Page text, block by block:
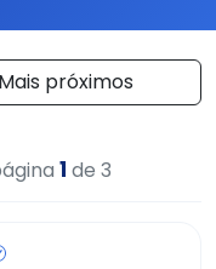
Mais próximos
1 de 3